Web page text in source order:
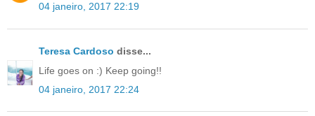
04 janeiro, 2017 22:19
Teresa Cardoso disse...
Life goes on :) Keep going!!
04 janeiro, 2017 22:24